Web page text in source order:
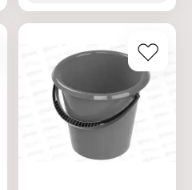
Производитель: ЗПИ
Артикул: М6356
Тип товара: Туалет
Вариация: Дачный
Размеры изделия
(ДхШхВ): 470х410х390
Цвет: в ассортименте
Габаритные размеры:
470х410х390 мм